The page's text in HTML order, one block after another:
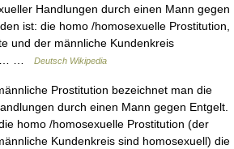
Handlungen durch einen Mann gegen
ist: die homo /homosexuelle Prostitution,
und der männliche Kundenkreis
…
Deutsch Wikipedia
Prostitution bezeichnet man die
durch einen Mann gegen Entgelt.
homo /homosexuelle Prostitution (der
Kundenkreis sind homosexuell) die